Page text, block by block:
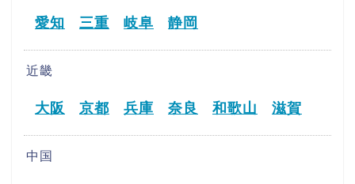
愛知 三重 岐阜 静岡
近畿
大阪 京都 兵庫 奈良 和歌山 滋賀
中国